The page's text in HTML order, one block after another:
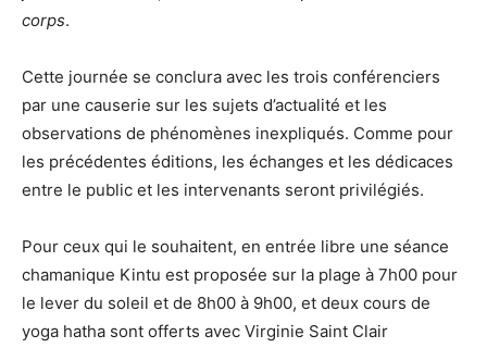
corps.
Cette journée se conclura avec les trois conférenciers
par une causerie sur les sujets d’actualité et les
observations de phénomènes inexpliqués. Comme pour
les précédentes éditions, les échanges et les dédicaces
entre le public et les intervenants seront privilégiés.
Pour ceux qui le souhaitent, en entrée libre une séance
chamanique Kintu est proposée sur la plage à 7h00 pour
le lever du soleil et de 8h00 à 9h00, et deux cours de
yoga hatha sont offerts avec Virginie Saint Clair